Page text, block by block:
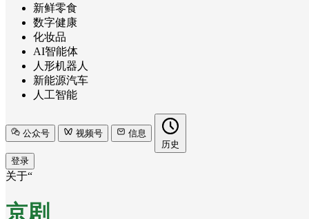
新鲜零食
数字健康
化妆品
AI智能体
人形机器人
新能源汽车
人工智能
公众号 视频号
信息
历史
登录
关于“
京剧